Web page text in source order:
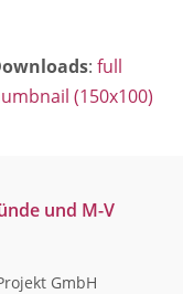
:full
(150x100)
und M-V
GmbH